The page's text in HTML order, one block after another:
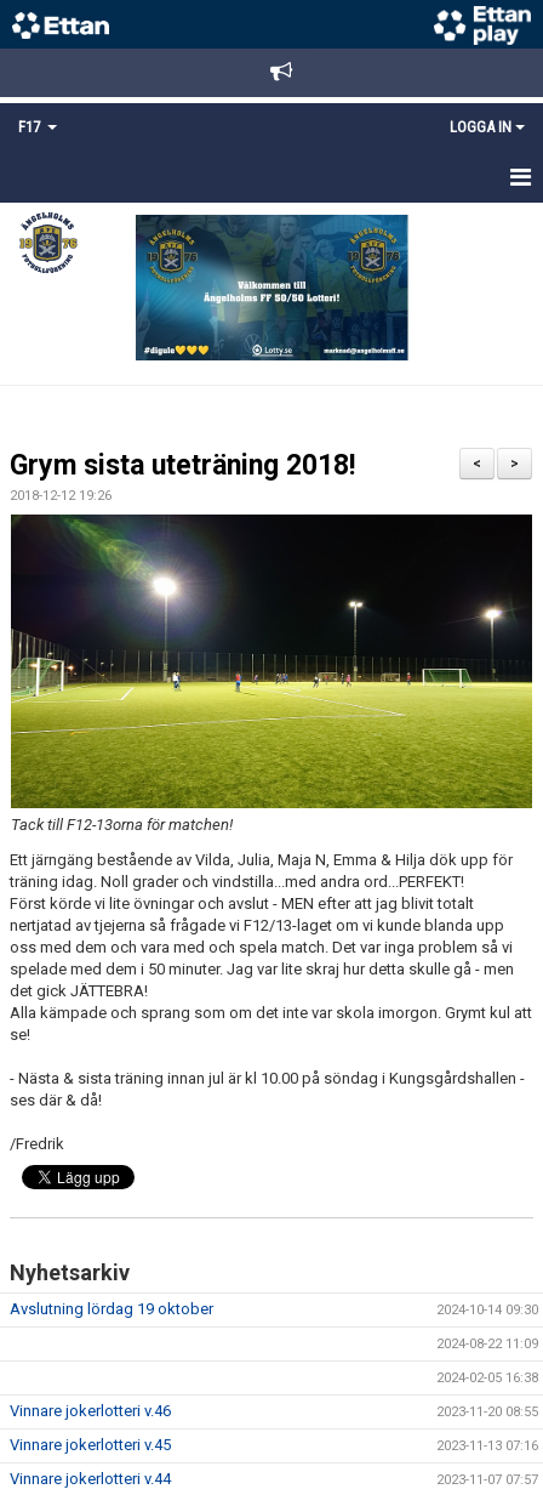
F17 LOGGA IN
HEM
NYHETER
DOKUMENT
MATCHER
MEDLEMSANMÄLAN
>
<
Grym sista uteträning 2018!
2018-12-12 19:26
Tack till F12-13orna för matchen!
Ett järngäng bestående av Vilda, Julia, Maja N, Emma & Hilja dök upp för
träning idag. Noll grader och vindstilla...med andra ord...PERFEKT!
Först körde vi lite övningar och avslut - MEN efter att jag blivit totalt
nertjatad av tjejerna så frågade vi F12/13-laget om vi kunde blanda upp
oss med dem och vara med och spela match. Det var inga problem så vi
spelade med dem i 50 minuter. Jag var lite skraj hur detta skulle gå - men
det gick JÄTTEBRA!
Alla kämpade och sprang som om det inte var skola imorgon. Grymt kul att
se!
- Nästa & sista träning innan jul är kl 10.00 på söndag i Kungsgårdshallen -
ses där & då!
/Fredrik
Nyhetsarkiv
Avslutning lördag 19 oktober 2024-10-14 09:30
2024-08-22 11:09
2024-02-05 16:38
Vinnare jokerlotteri v.46 2023-11-20 08:55
Vinnare jokerlotteri v.45 2023-11-13 07:16
Vinnare jokerlotteri v.44 2023-11-07 07:57